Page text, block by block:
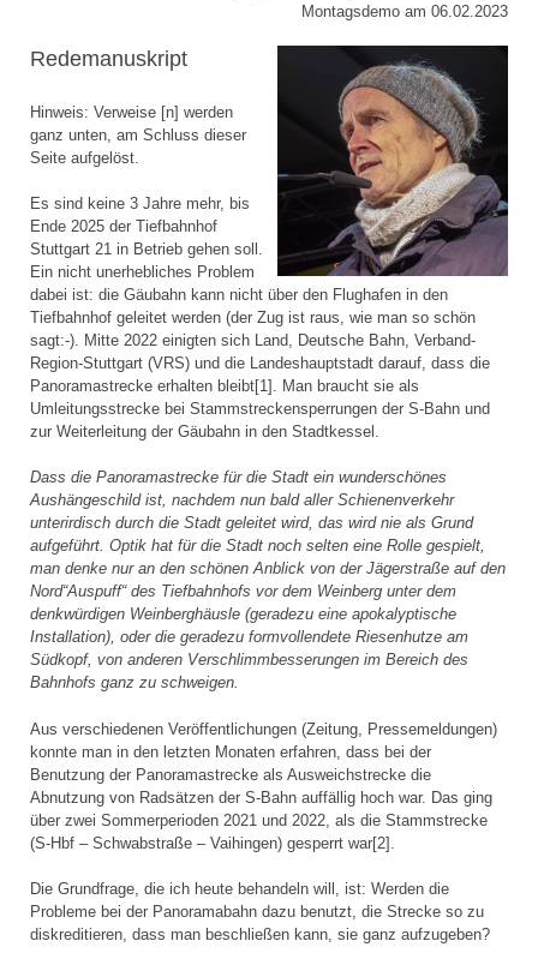
Montagsdemo am 06.02.2023
Redemanuskript
Hinweis: Verweise [n] werden
ganz unten, am Schluss dieser
Seite aufgelöst.
Es sind keine 3 Jahre mehr, bis
Ende 2025 der Tiefbahnhof
Stuttgart 21 in Betrieb gehen soll.
Ein nicht unerhebliches Problem
dabei ist: die Gäubahn kann nicht über den Flughafen in den
Tiefbahnhof geleitet werden (der Zug ist raus, wie man so schön
sagt:-). Mitte 2022 einigten sich Land, Deutsche Bahn, Verband-
Region-Stuttgart (VRS) und die Landeshauptstadt darauf, dass die
Panoramastrecke erhalten bleibt[1]. Man braucht sie als
Umleitungsstrecke bei Stammstreckensperrungen der S-Bahn und
zur Weiterleitung der Gäubahn in den Stadtkessel.
Dass die Panoramastrecke für die Stadt ein wunderschönes
Aushängeschild ist, nachdem nun bald aller Schienenverkehr
unterirdisch durch die Stadt geleitet wird, das wird nie als Grund
aufgeführt. Optik hat für die Stadt noch selten eine Rolle gespielt,
man denke nur an den schönen Anblick von der Jägerstraße auf den
Nord“Auspuff“ des Tiefbahnhofs vor dem Weinberg unter dem
denkwürdigen Weinberghäusle (geradezu eine apokalyptische
Installation), oder die geradezu formvollendete Riesenhutze am
Südkopf, von anderen Verschlimmbesserungen im Bereich des
Bahnhofs ganz zu schweigen.
Aus verschiedenen Veröffentlichungen (Zeitung, Pressemeldungen)
konnte man in den letzten Monaten erfahren, dass bei der
Benutzung der Panoramastrecke als Ausweichstrecke die
Abnutzung von Radsätzen der S-Bahn auffällig hoch war. Das ging
über zwei Sommerperioden 2021 und 2022, als die Stammstrecke
(S-Hbf – Schwabstraße – Vaihingen) gesperrt war[2].
Die Grundfrage, die ich heute behandeln will, ist: Werden die
Probleme bei der Panoramabahn dazu benutzt, die Strecke so zu
diskreditieren, dass man beschließen kann, sie ganz aufzugeben?